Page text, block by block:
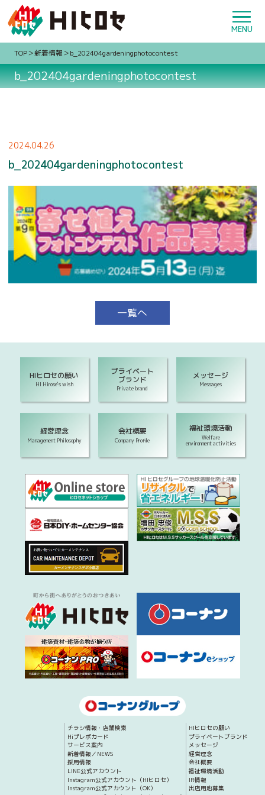
TOP 新着情報 b_202404gardeningphotocontest
b_202404gardeningphotocontest
2024.04.26
b_202404gardeningphotocontest
一覧へ
HIヒロセの願い
HI Hirose's wish
プライベート
ブランド
Private brand
メッセージ
Messages
経営理念
Management Philosophy
会社概要
Company Profile
福祉環境活動
Welfare
environment activities
チラシ情報・店舗検索
Hiプレポカード
サービス案内
新着情報／NEWS
採用情報
LINE公式アカウント
Instagram公式アカウント（HIヒロセ）
Instagram公式アカウント（OK）
HIヒロセの願い
プライベートブランド
メッセージ
経営理念
会社概要
福祉環境活動
IR情報
出店用地募集